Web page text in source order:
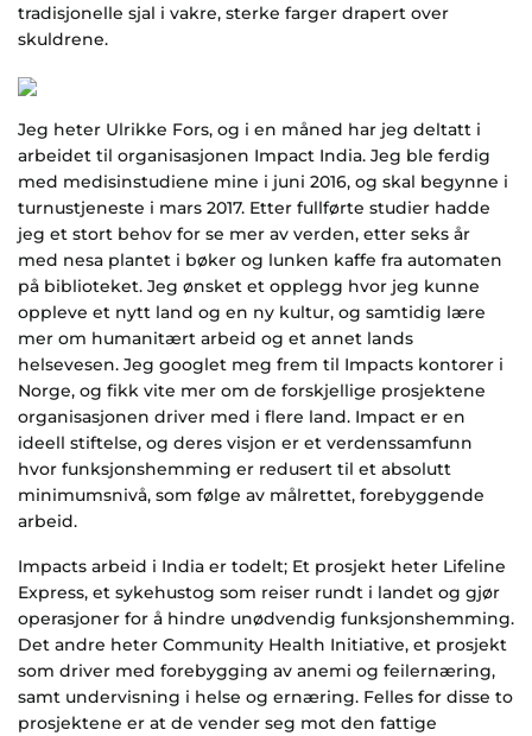
tradisjonelle sjal i vakre, sterke farger drapert over
skuldrene.
Jeg heter Ulrikke Fors, og i en måned har jeg deltatt i
arbeidet til organisasjonen Impact India. Jeg ble ferdig
med medisinstudiene mine i juni 2016, og skal begynne i
turnustjeneste i mars 2017. Etter fullførte studier hadde
jeg et stort behov for se mer av verden, etter seks år
med nesa plantet i bøker og lunken kaffe fra automaten
på biblioteket. Jeg ønsket et opplegg hvor jeg kunne
oppleve et nytt land og en ny kultur, og samtidig lære
mer om humanitært arbeid og et annet lands
helsevesen. Jeg googlet meg frem til Impacts kontorer i
Norge, og fikk vite mer om de forskjellige prosjektene
organisasjonen driver med i flere land. Impact er en
ideell stiftelse, og deres visjon er et verdenssamfunn
hvor funksjonshemming er redusert til et absolutt
minimumsnivå, som følge av målrettet, forebyggende
arbeid.
Impacts arbeid i India er todelt; Et prosjekt heter Lifeline
Express, et sykehustog som reiser rundt i landet og gjør
operasjoner for å hindre unødvendig funksjonshemming.
Det andre heter Community Health Initiative, et prosjekt
som driver med forebygging av anemi og feilernæring,
samt undervisning i helse og ernæring. Felles for disse to
prosjektene er at de vender seg mot den fattige